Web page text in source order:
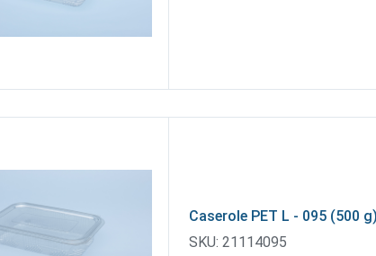
Caserole PET L - 095 (500
SKU: 21114095